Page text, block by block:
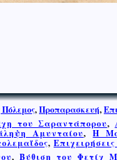
,Προπαρασκευή,
του Σαραντάπορου,
Αμυνταίου,Η
,
, Βύθιση του Φετίχ